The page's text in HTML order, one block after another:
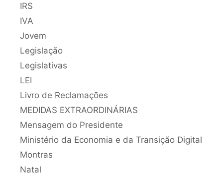
IRS
IVA
Jovem
Legislação
Legislativas
LEI
Livro de Reclamações
MEDIDAS EXTRAORDINÁRIAS
Mensagem do Presidente
Ministério da Economia e da Transição Digital
Montras
Natal